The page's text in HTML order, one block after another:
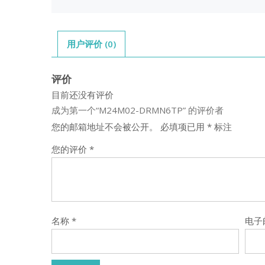
用户评价 (0)
评价
目前还没有评价
成为第一个“M24M02-DRMN6TP” 的评价者
您的邮箱地址不会被公开。
必填项已用 * 标注
您的评价 *
名称 * 电